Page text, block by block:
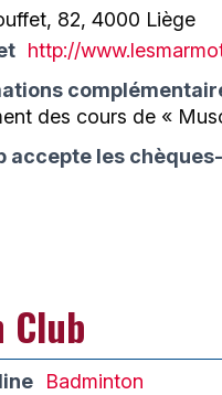
82, 4000 Liège
http://
des cours de «
accepte les
Club
Badminton